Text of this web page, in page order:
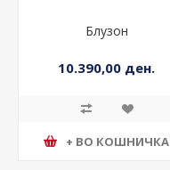
Блузон
10.390,00 ден.
+ ВО КОШНИЧКА